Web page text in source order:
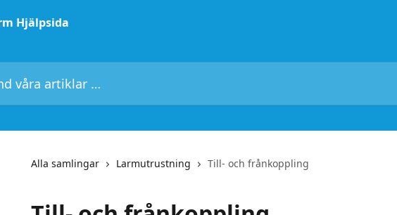
…
Alla samlingar Larmutrustning Till- och frånkoppling